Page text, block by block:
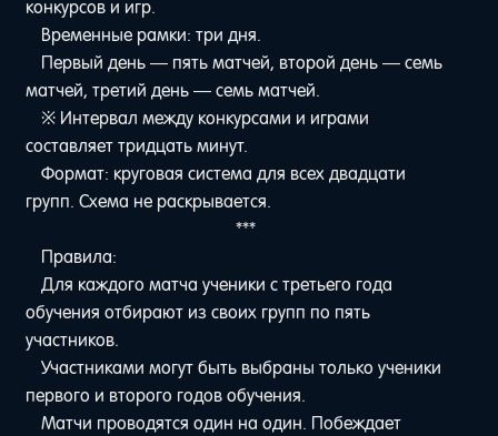
конкурсов и игр.
Временные рамки: три дня.
Первый день — пять матчей, второй день — семь
матчей, третий день — семь матчей.
※ Интервал между конкурсами и играми
составляет тридцать минут.
Формат: круговая система для всех двадцати
групп. Схема не раскрывается.
***
Правила:
Для каждого матча ученики с третьего года
обучения отбирают из своих групп по пять
участников.
Участниками могут быть выбраны только ученики
первого и второго годов обучения.
Матчи проводятся один на один. Побеждает